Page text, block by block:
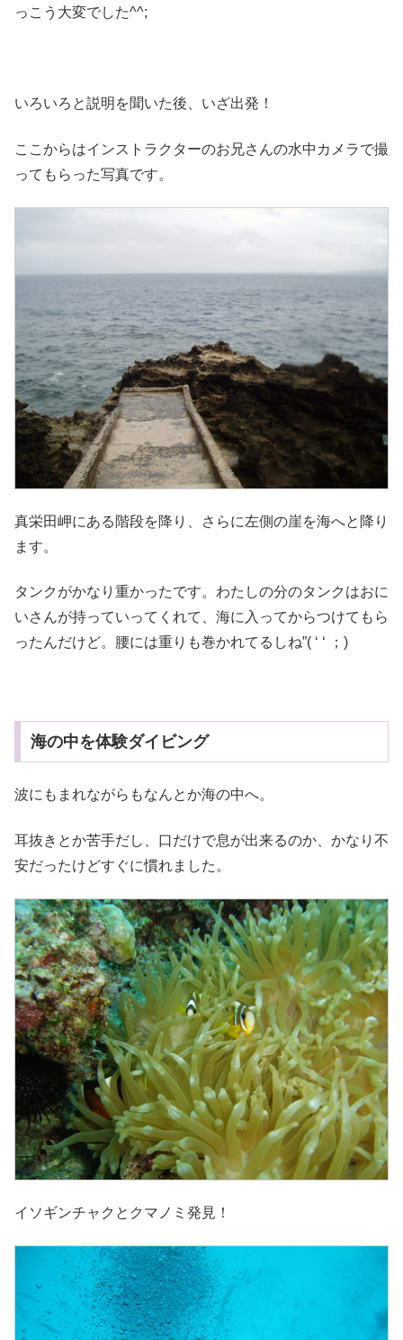
っこう大変でした^^;
いろいろと説明を聞いた後、いざ出発！
ここからはインストラクターのお兄さんの水中カメラで撮
ってもらった写真です。
真栄田岬にある階段を降り、さらに左側の崖を海へと降り
ます。
タンクがかなり重かったです。わたしの分のタンクはおに
いさんが持っていってくれて、海に入ってからつけてもら
ったんだけど。腰には重りも巻かれてるしね”( ‘ ‘ ；)
海の中を体験ダイビング
波にもまれながらもなんとか海の中へ。
耳抜きとか苦手だし、口だけで息が出来るのか、かなり不
安だったけどすぐに慣れました。
イソギンチャクとクマノミ発見！